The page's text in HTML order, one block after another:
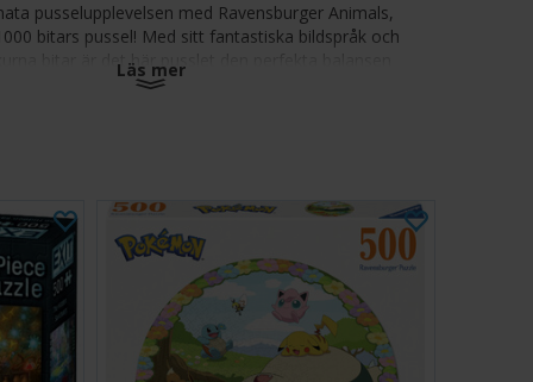
pusselupplevelsen med Ravensburger Animals,
bitars pussel! Med sitt fantastiska bildspråk och
bitar är det här pusslet den perfekta balansen
och avkoppling för både vanliga och erfarna
konstverk av hög kvalitet:En vacker bild som
liv när du sätter ihop den.
premiummaterial:Tillverkad av tjock, bländfri kartong
pusselupplevelse.
produktion:
Tillverkat av FSC-certifierade material
val.
ensamspel eller gruppspel:
Ha kul på egen hand
dina vänner och din familj.
Läs mer